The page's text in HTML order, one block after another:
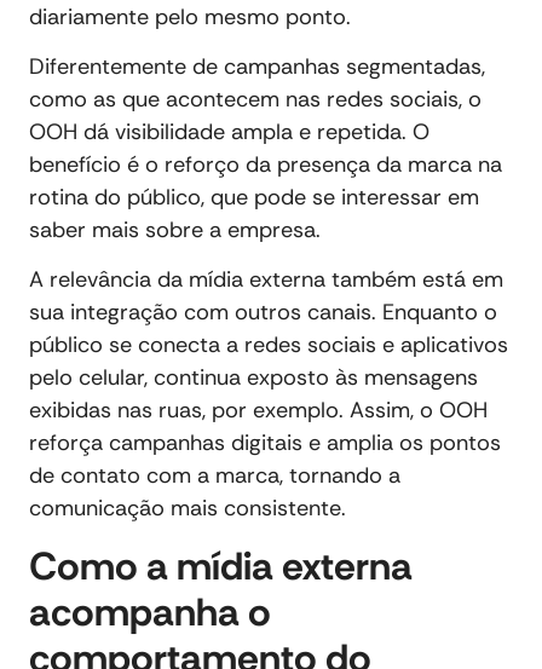
diariamente pelo mesmo ponto.
Diferentemente de campanhas segmentadas,
como as que acontecem nas redes sociais, o
OOH dá visibilidade ampla e repetida. O
benefício é o reforço da presença da marca na
rotina do público, que pode se interessar em
saber mais sobre a empresa.
A relevância da mídia externa também está em
sua integração com outros canais. Enquanto o
público se conecta a redes sociais e aplicativos
pelo celular, continua exposto às mensagens
exibidas nas ruas, por exemplo. Assim, o OOH
reforça campanhas digitais e amplia os pontos
de contato com a marca, tornando a
comunicação mais consistente.
Como a mídia externa
acompanha o
comportamento do